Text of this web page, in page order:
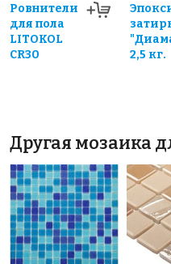
Ровнители
для пола
LITOKOL
CR30
2,5 кг.
Другая мозаика